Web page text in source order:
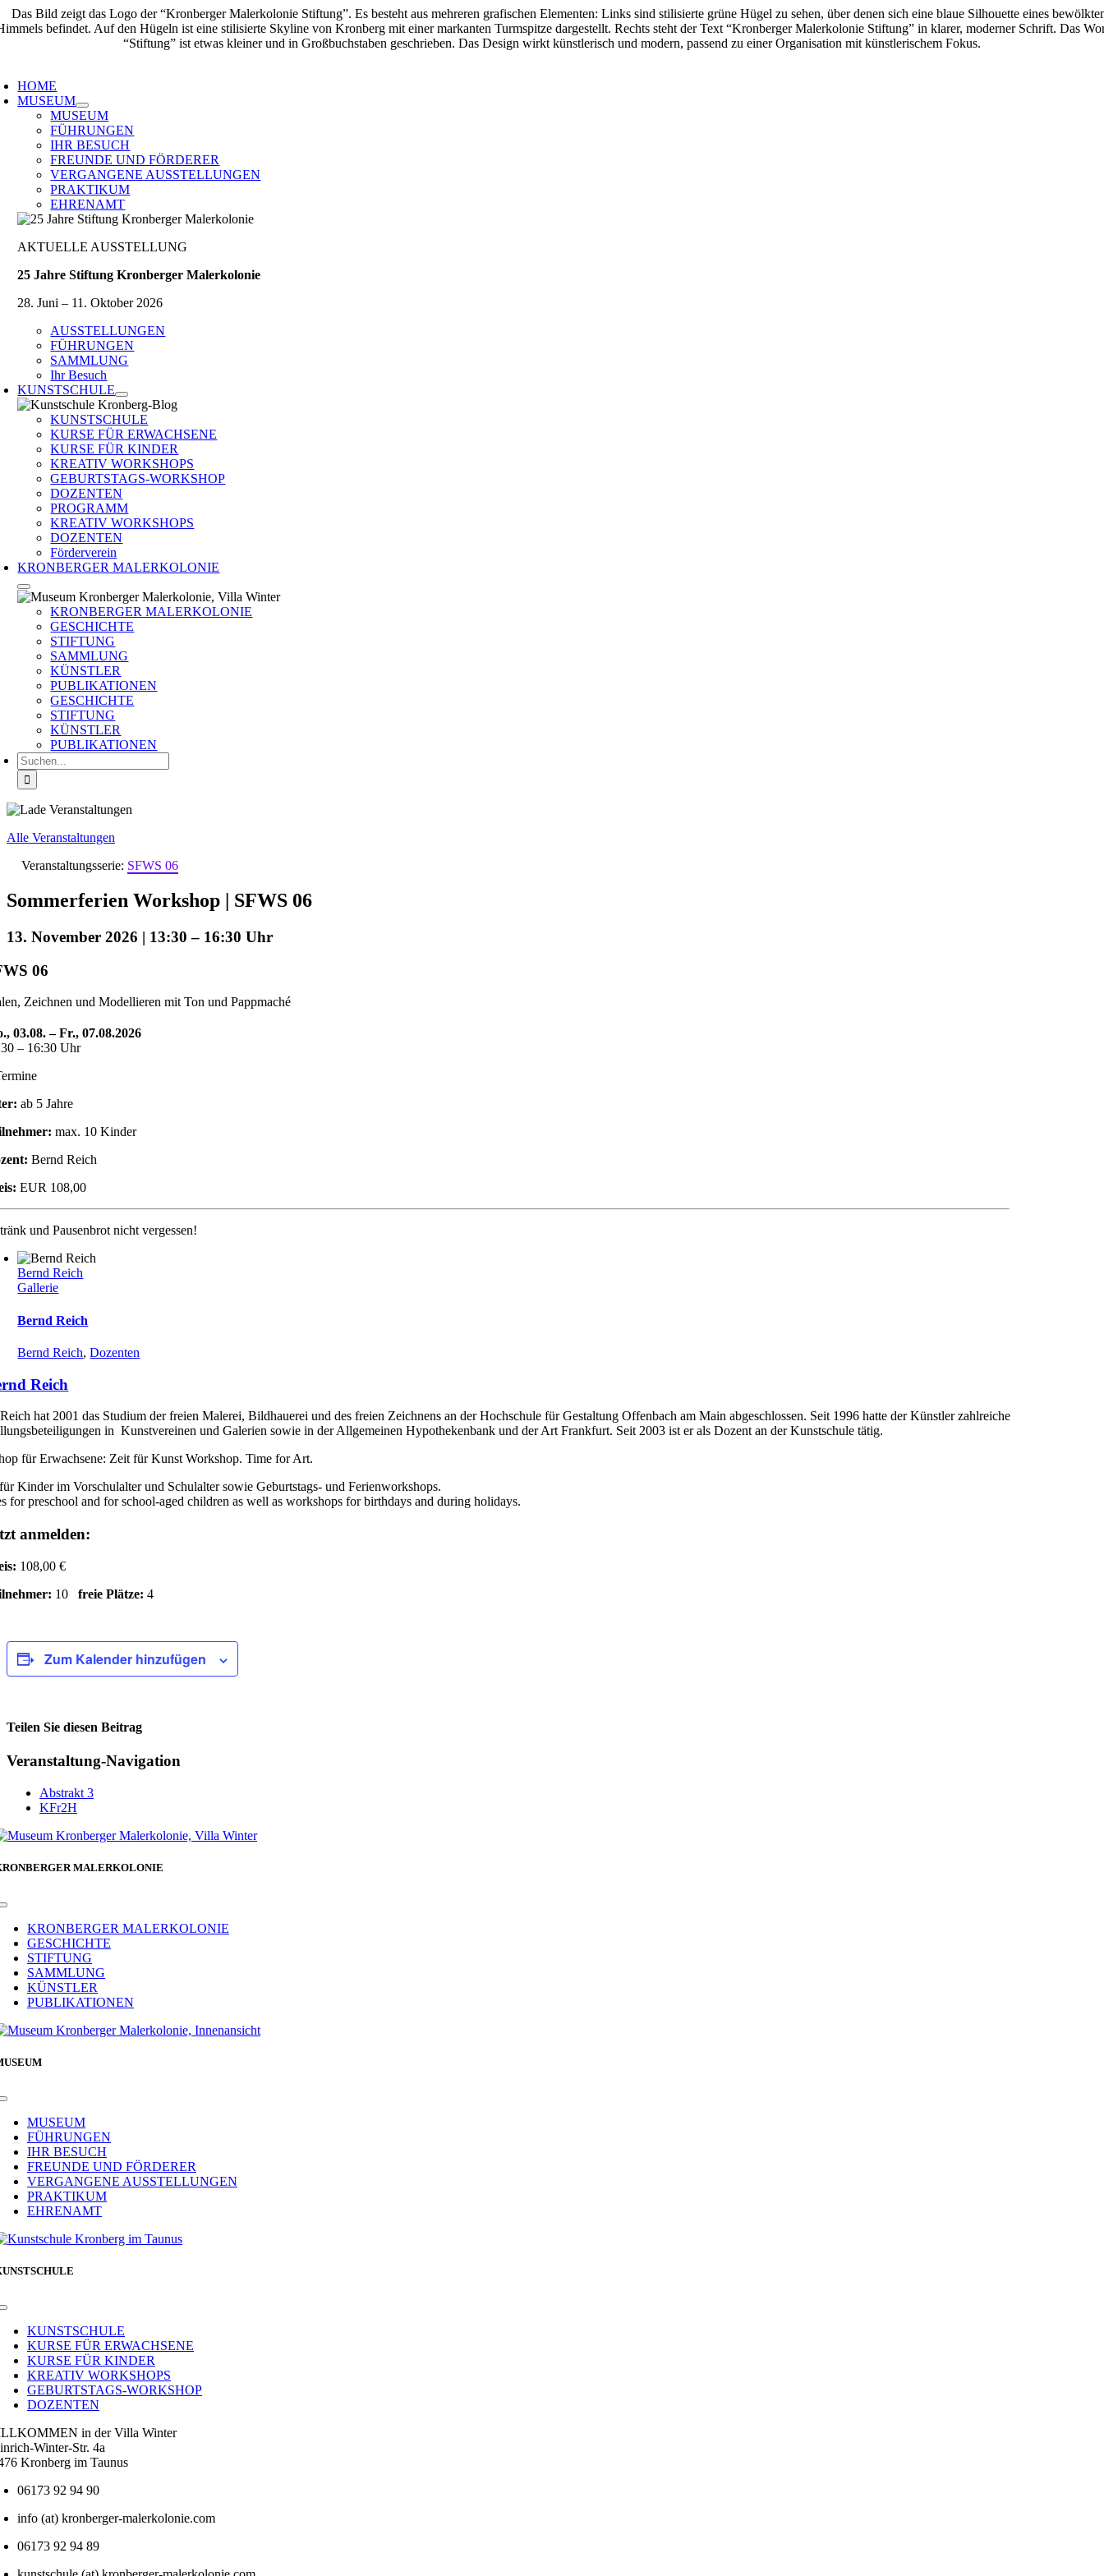
Zum
Inhalt
HOME
MUSEUM
MUSEUM
FÜHRUNGEN
IHR BESUCH
FREUNDE UND FÖRDERER
VERGANGENE AUSSTELLUNGEN
PRAKTIKUM
EHRENAMT
AKTUELLE AUSSTELLUNG
25 Jahre Stiftung Kronberger Malerkolonie
28. Juni – 11. Oktober 2026
AUSSTELLUNGEN
FÜHRUNGEN
SAMMLUNG
Ihr Besuch
KUNSTSCHULE
KUNSTSCHULE
KURSE FÜR ERWACHSENE
KURSE FÜR KINDER
KREATIV WORKSHOPS
GEBURTSTAGS-WORKSHOP
DOZENTEN
PROGRAMM
KREATIV WORKSHOPS
DOZENTEN
Förderverein
KRONBERGER MALERKOLONIE
KRONBERGER MALERKOLONIE
GESCHICHTE
STIFTUNG
SAMMLUNG
KÜNSTLER
PUBLIKATIONEN
GESCHICHTE
STIFTUNG
KÜNSTLER
PUBLIKATIONEN
Suche
nach:
Alle Veranstaltungen
Veranstaltungsserie: SFWS 06
Sommerferien Workshop | SFWS 06
13. November 2026 | 13:30 – 16:30
06
Zeichnen und Modellieren mit Ton und Pappmaché
03.08. – Fr., 07.08.2026
– 16:30 Uhr
ab 5 Jahre
max. 10 Kinder
Bernd Reich
EUR 108,00
und Pausenbrot nicht vergessen!
Bernd Reich
Gallerie
Bernd Reich
Bernd Reich,Dozenten
Reich
hat 2001 das Studium der freien Malerei, Bildhauerei und des freien Zeichnens an der Hochschule für Gestaltung Offenbach am Main abgeschlossen. Seit 1996 hatte der Künstler zahlreiche
in Kunstvereinen und Galerien sowie in der Allgemeinen Hypothekenbank und der Art Frankfurt. Seit 2003 ist er als Dozent an der Kunstschule tätig.
für Erwachsene: Zeit für Kunst Workshop. Time for Art.
Kinder im Vorschulalter und Schulalter sowie Geburtstags- und Ferienworkshops.
for preschool and for school-aged children as well as workshops for birthdays and during holidays.
anmelden:
108,00 €
10freie Plätze: 4
Zum Kalender hinzufügen
Teilen Sie diesen Beitrag
Facebook
Veranstaltung-Navigation
Abstrakt 3
KFr2H
MALERKOLONIE
Toggle
NavigationKRONBERGER MALERKOLONIE
GESCHICHTE
STIFTUNG
SAMMLUNG
KÜNSTLER
PUBLIKATIONEN
Toggle
NavigationMUSEUM
FÜHRUNGEN
IHR BESUCH
FREUNDE UND FÖRDERER
VERGANGENE AUSSTELLUNGEN
PRAKTIKUM
EHRENAMT
Toggle
NavigationKUNSTSCHULE
KURSE FÜR ERWACHSENE
KURSE FÜR KINDER
KREATIV WORKSHOPS
GEBURTSTAGS-WORKSHOP
DOZENTEN
in der Villa Winter
Winter-Str. 4a
Kronberg im Taunus
06173 92 94 90
info (at) kronberger-malerkolonie.com
06173 92 94 89